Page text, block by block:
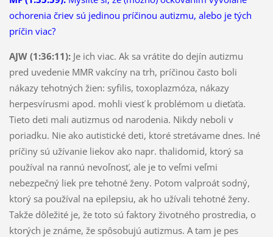
ochorenia čriev sú jedinou príčinou autizmu, alebo je tých
príčin viac?
AJW (1:36:11):Je ich viac. Ak sa vrátite do dejín autizmu
pred uvedenie MMR vakcíny na trh, príčinou často boli
nákazy tehotných žien: syfilis, toxoplazmóza, nákazy
herpesvírusmi apod. mohli viesť k problémom u dieťaťa.
Tieto deti mali autizmus od narodenia. Nikdy neboli v
poriadku. Nie ako autistické deti, ktoré stretávame dnes. Iné
príčiny sú užívanie liekov ako napr. thalidomid, ktorý sa
používal na rannú nevoľnosť, ale je to veľmi veľmi
nebezpečný liek pre tehotné ženy. Potom valproát sodný,
ktorý sa používal na epilepsiu, ak ho užívali tehotné ženy.
Takže dôležité je, že toto sú faktory životného prostredia, o
ktorých je známe, že spôsobujú autizmus. A tam je pes